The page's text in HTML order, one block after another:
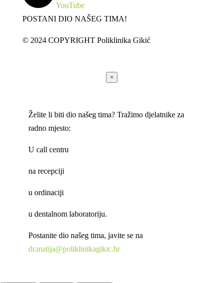
YouTube
POSTANI DIO NAŠEG TIMA!
© 2024 COPYRIGHT Poliklinika Gikić
×
Želite li biti dio našeg tima? Tražimo djelatnike za
radno mjesto:
U call centru
na recepciji
u ordinaciji
u dentalnom laboratoriju.
Postanite dio našeg tima, javite se na
dr.matija@poliklinikagikic.hr